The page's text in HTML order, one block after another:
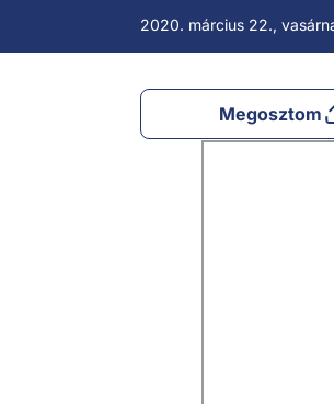
2020. március 22.,
Megosztom